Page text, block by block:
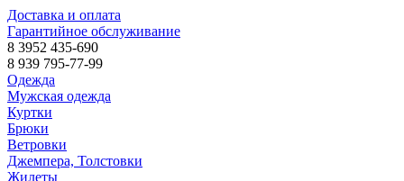
Доставка и оплата
Гарантийное обслуживание
8 3952 435-690
8 939 795-77-99
Одежда
Мужская одежда
Куртки
Брюки
Ветровки
Джемпера, Толстовки
Жилеты